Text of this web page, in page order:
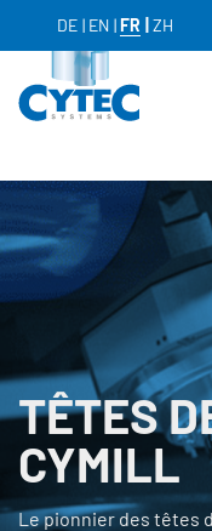
DE EN FR ZH
TÊTES
CYMILL
Le pionnier des têtes